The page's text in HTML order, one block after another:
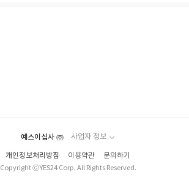
예스이십사 ㈜ 사업자 정보
개인정보처리방침 이용약관
문의하기
Copyright ⓒYES24 Corp. All Rights Reserved.